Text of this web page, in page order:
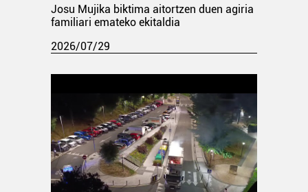
Josu Mujika biktima aitortzen duen agiria
familiari emateko ekitaldia
2026/07/29